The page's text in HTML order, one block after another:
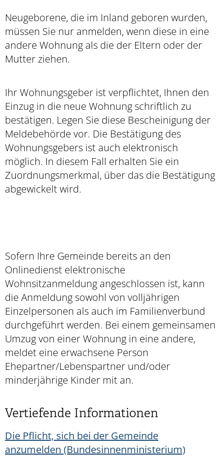
Neugeborene, die im Inland geboren wurden,
müssen Sie nur anmelden, wenn diese in eine
andere Wohnung als die der Eltern oder der
Mutter ziehen.
Ihr Wohnungsgeber ist verpflichtet, Ihnen den
Einzug in die neue Wohnung schriftlich zu
bestätigen. Legen Sie diese Bescheinigung der
Meldebehörde vor. Die Bestätigung des
Wohnungsgebers ist auch elektronisch
möglich. In diesem Fall erhalten Sie ein
Zuordnungsmerkmal, über das die Bestätigung
abgewickelt wird.
Sofern Ihre Gemeinde bereits an den
Onlinedienst elektronische
Wohnsitzanmeldung angeschlossen ist, kann
die Anmeldung sowohl von volljährigen
Einzelpersonen als auch im Familienverbund
durchgeführt werden. Bei einem gemeinsamen
Umzug von einer Wohnung in eine andere,
meldet eine erwachsene Person
Ehepartner/Lebenspartner und/oder
minderjährige Kinder mit an.
Vertiefende Informationen
Die Pflicht, sich bei der Gemeinde
anzumelden (Bundesinnenministerium)